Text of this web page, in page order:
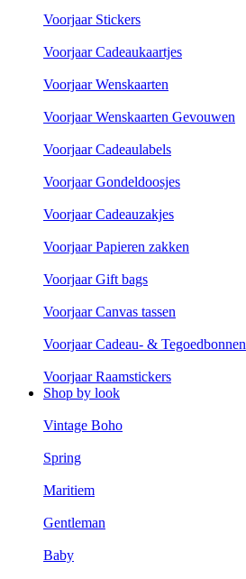
Voorjaar Stickers
Voorjaar Cadeaukaartjes
Voorjaar Wenskaarten
Voorjaar Wenskaarten Gevouwen
Voorjaar Cadeaulabels
Voorjaar Gondeldoosjes
Voorjaar Cadeauzakjes
Voorjaar Papieren zakken
Voorjaar Gift bags
Voorjaar Canvas tassen
Voorjaar Cadeau- & Tegoedbonnen
Voorjaar Raamstickers
Shop by look
Vintage Boho
Spring
Maritiem
Gentleman
Baby